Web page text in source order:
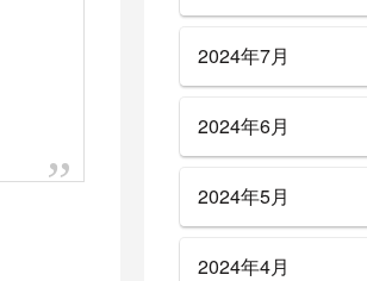
2024年7月
2024年6月
2024年5月
2024年4月